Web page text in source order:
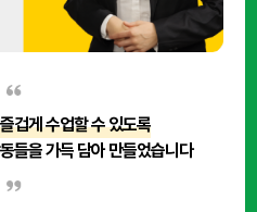
겁게 수업할 수 있도록
들을 가득 담아 만들었습니다